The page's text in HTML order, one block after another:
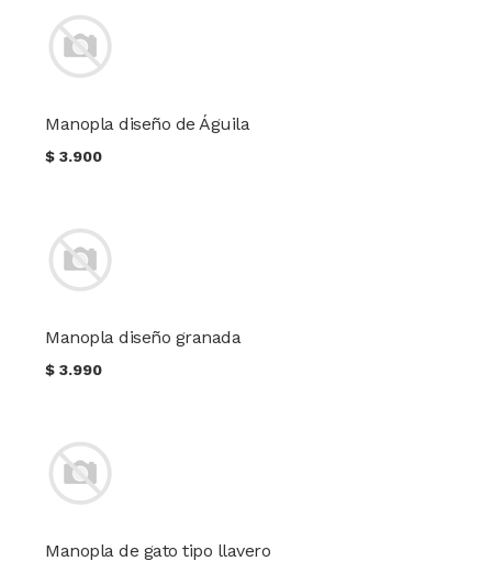
Manopla diseño de Águila
$3.900
Manopla diseño granada
$3.990
Manopla de gato tipo llavero